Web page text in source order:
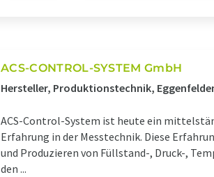
ACS-CONTROL-SYSTEM GmbH
Hersteller, Produktionstechnik,
ACS-Control-System ist heute ein
Erfahrung in der Messtechnik. Diese
und Produzieren von Füllstand-, Druck-,
den ...